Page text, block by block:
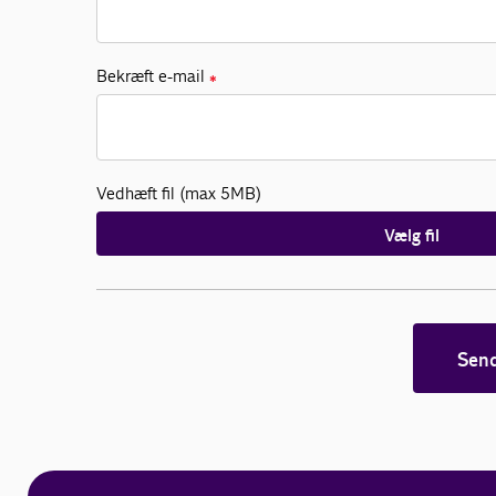
Bekræft e-mail ✱
Vedhæft fil (max 5MB)
Vælg fil
Send